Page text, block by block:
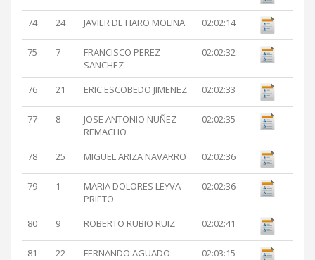
74 24 JAVIER DE HARO MOLINA 02:02:14
75 7
FRANCISCO PEREZ
SANCHEZ
02:02:32
76 21 ERIC ESCOBEDO JIMENEZ 02:02:33
77 8
JOSE ANTONIO NUÑEZ
REMACHO
02:02:35
78 25 MIGUEL ARIZA NAVARRO 02:02:36
79 1
MARIA DOLORES LEYVA
PRIETO
02:02:36
80 9 ROBERTO RUBIO RUIZ 02:02:41
81 22
FERNANDO AGUADO
02:03:15